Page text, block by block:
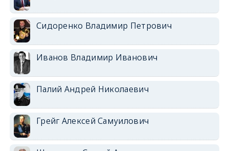
Сидоренко Владимир Петрович
Иванов Владимир Иванович
Палий Андрей Николаевич
Грейг Алексей Самуилович